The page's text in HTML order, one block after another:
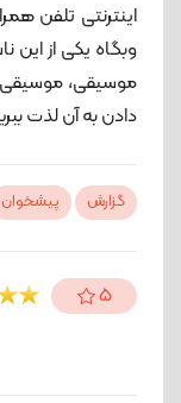
اینترنتی تلفن
وبگاه یکی از
موسیقی، موسیقی
دادن به آن لذت
گزارش پیشخوان
5